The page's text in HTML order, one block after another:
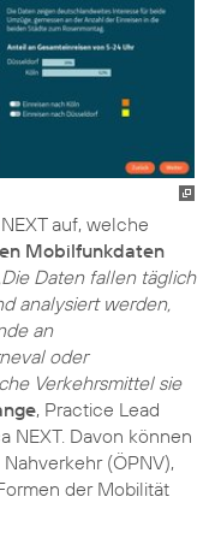
auf, welche
Mobilfunkdaten
Daten fallen täglich
analysiert werden,
an
oder
Verkehrsmittel sie
, Practice Lead
NEXT. Davon können
(ÖPNV),
der Mobilität